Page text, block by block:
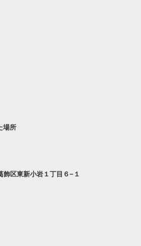
場所
飾区東新小岩１丁目６−１